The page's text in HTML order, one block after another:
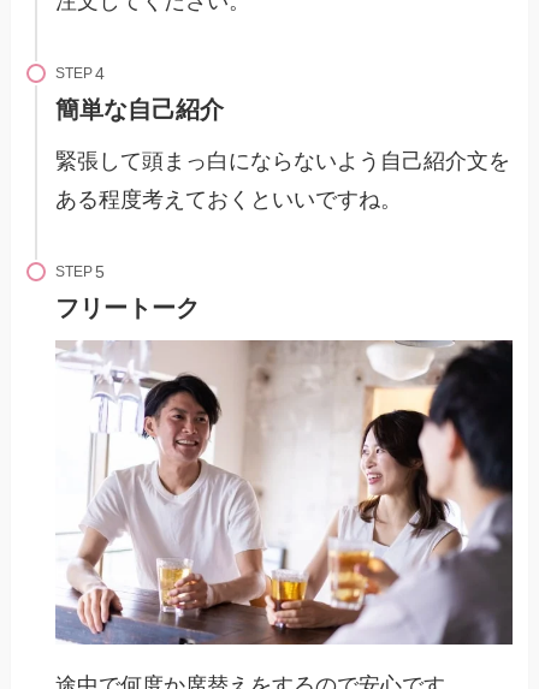
STEP
簡単な自己紹介
緊張して頭まっ白にならないよう自己紹介文を
ある程度考えておくといいですね。
STEP
フリートーク